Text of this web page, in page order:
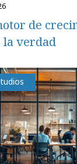
de
la verdad